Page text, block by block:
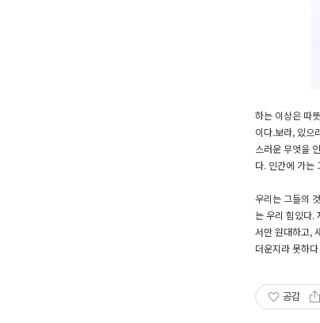
하는 이상은 따
이다.보라, 있으
스러운 무엇을
다. 인간에 가는
우리는 그들의
는 우리 힘있다.
서만 원대하고,
더운지라 못하
공감